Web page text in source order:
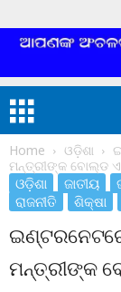
Home ଓଡ଼ିଶା
ମନ୍ତ୍ରୀଙ୍କ ବୋଲ୍ଡ
ଓଡ଼ିଶା ଜାତୀୟ
ରାଜନୀତି
ଶିକ୍ଷା
ମନ୍ତ୍ରୀଙ୍କ